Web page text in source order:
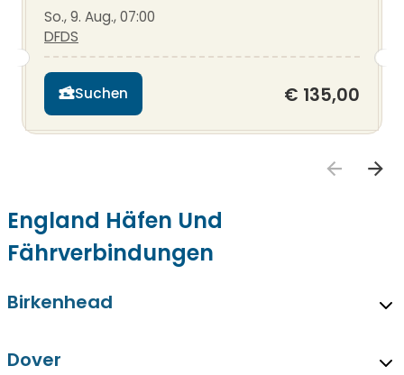
So., 9. Aug., 07:00
DFDS
Suchen € 135,00
England Häfen Und
Fährverbindungen
Birkenhead
Dover